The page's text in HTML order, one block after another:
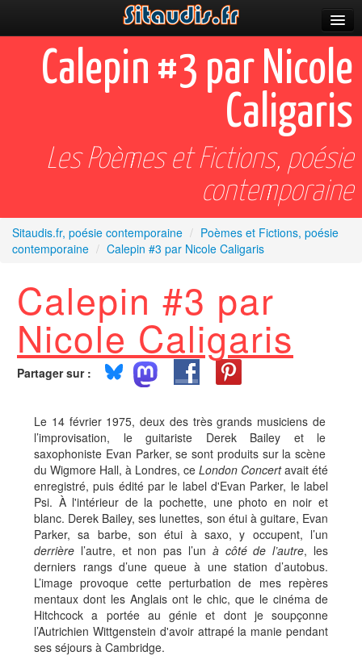
Parutions
Incitations
Apparitions
Célébrations
Prescriptions
Plus
Calepin #3 par Nicole
Caligaris
Les Poèmes et Fictions, poésie
contemporaine
Sitaudis.fr, poésie contemporaine / Poèmes et Fictions, poésie
contemporaine / Calepin #3 par Nicole Caligaris
Calepin #3 par
Nicole Caligaris
Partager sur :
Le 14 février 1975, deux des très grands musiciens de
l’improvisation, le guitariste Derek Bailey et le
saxophoniste Evan Parker, se sont produits sur la scène
du Wigmore Hall, à Londres, ce London Concertavait été
enregistré, puis édité par le label d'Evan Parker, le label
Psi. À l'intérieur de la pochette, une photo en noir et
blanc. Derek Bailey, ses lunettes, son étui à guitare, Evan
Parker, sa barbe, son étui à saxo, y occupent, l’un
derrière l’autre, et non pas l’un à côté de l’autre, les
derniers rangs d’une queue à une station d’autobus.
L’image provoque cette perturbation de mes repères
mentaux dont les Anglais ont le chic, que le cinéma de
Hitchcock a portée au génie et dont je soupçonne
l’Autrichien Wittgenstein d'avoir attrapé la manie pendant
ses séjours à Cambridge.